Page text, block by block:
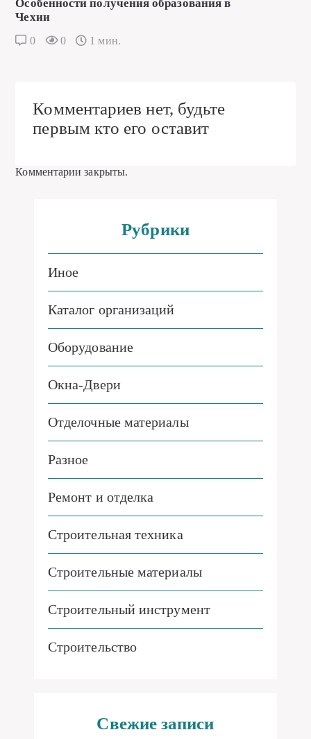
Особенности получения образования в
Чехии
0 0 1 мин.
Комментариев нет, будьте
первым кто его оставит
Комментарии закрыты.
Рубрики
Иное
Каталог организаций
Оборудование
Окна-Двери
Отделочные материалы
Разное
Ремонт и отделка
Строительная техника
Строительные материалы
Строительный инструмент
Строительство
Свежие записи